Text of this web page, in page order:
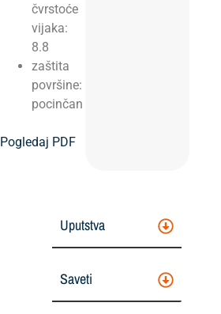
čvrstoće
vijaka:
8.8
zaštita
površine:
pocinčan
Pogledaj PDF
Uputstva
Saveti